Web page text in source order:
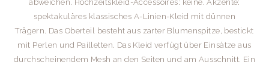
abweichen. Hochzeitskleid-Accessoires: keine. Akzente:
spektakuläres klassisches A-Linien-Kleid mit dünnen
Trägern. Das Oberteil besteht aus zarter Blumenspitze, bestickt
mit Perlen und Pailletten. Das Kleid verfügt über Einsätze aus
durchscheinendem Mesh an den Seiten und am Ausschnitt. Ein